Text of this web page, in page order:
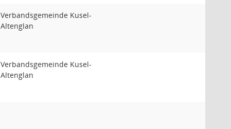
Verbandsgemeinde Kusel-
Altenglan
Verbandsgemeinde Kusel-
Altenglan